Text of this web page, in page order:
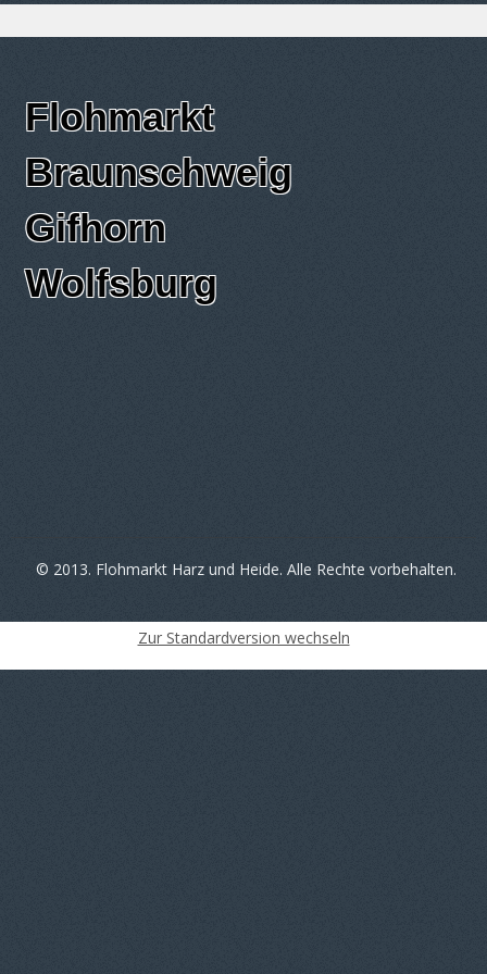
Flohmarkt
Braunschweig
Gifhorn
Wolfsburg
© 2013. Flohmarkt Harz und Heide. Alle Rechte vorbehalten.
Zur Standardversion wechseln